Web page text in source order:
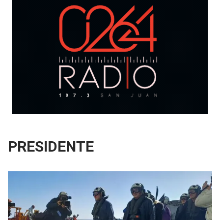
PRESIDENTE